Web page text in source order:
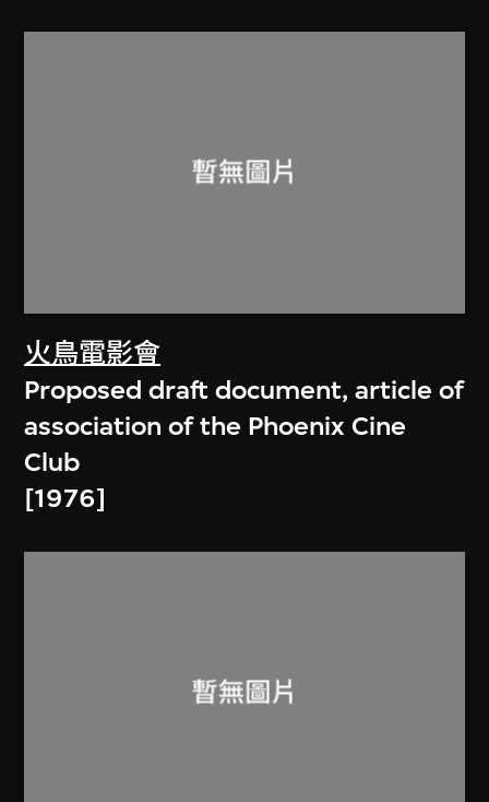
火鳥電影會
Proposed draft document, article of
association of the Phoenix Cine
Club
[1976]